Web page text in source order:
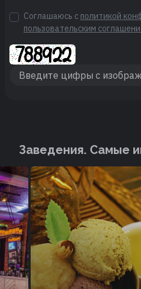
Соглашаюсь с политикой
пользовательским
Заведения. Cамые